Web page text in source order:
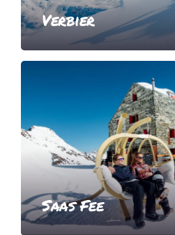
Verbier
Saas Fee